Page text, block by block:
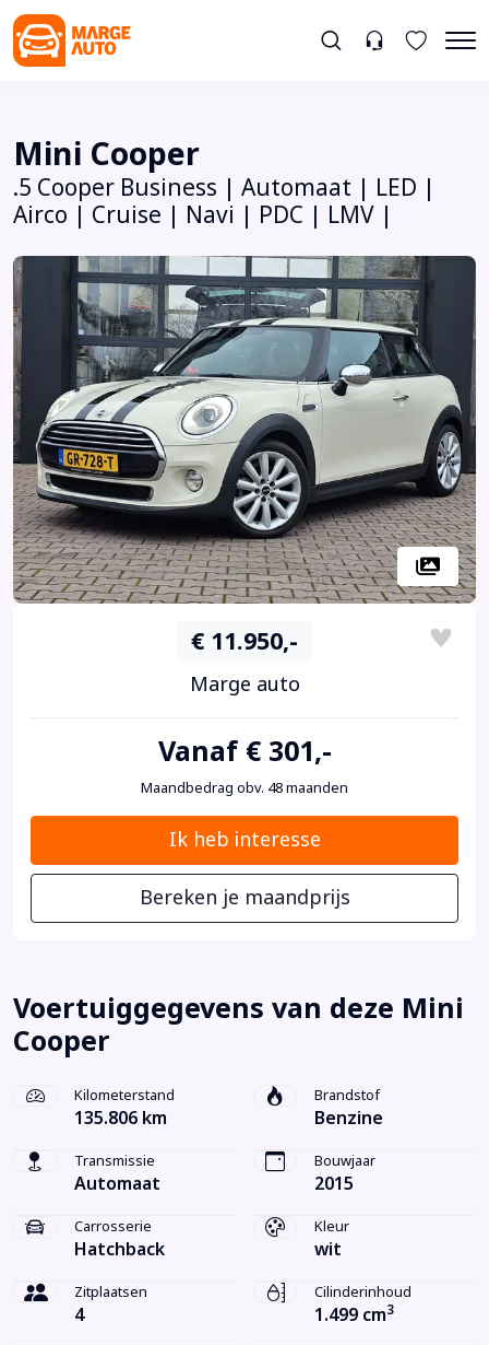
Mini Cooper
.5 Cooper Business | Automaat | LED |
Airco | Cruise | Navi | PDC | LMV |
€ 11.950,-
Marge auto
Vanaf € 301,-
Maandbedrag obv. 48 maanden
Ik heb interesse
Bereken je maandprijs
Voertuiggegevens van deze Mini
Cooper
Kilometerstand
135.806 km
Brandstof
Benzine
Transmissie
Automaat
Bouwjaar
2015
Carrosserie
Hatchback
Kleur
wit
Zitplaatsen
4
Cilinderinhoud
1.499 cm3